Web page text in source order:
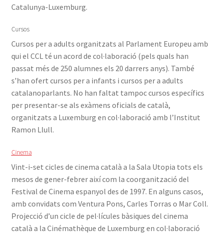
Catalunya-Luxemburg.
Cursos
Cursos per a adults organitzats al Parlament Europeu amb
qui el CCL té un acord de col·laboració (pels quals han
passat més de 250 alumnes els 20 darrers anys). També
s’han ofert cursos per a infants i cursos per a adults
catalanoparlants. No han faltat tampoc cursos específics
per presentar-se als exàmens oficials de català,
organitzats a Luxemburg en col·laboració amb l’Institut
Ramon Llull.
Cinema
Vint-i-set cicles de cinema català a la Sala Utopia tots els
mesos de gener-febrer així com la coorganització del
Festival de Cinema espanyol des de 1997. En alguns casos,
amb convidats com Ventura Pons, Carles Torras o Mar Coll.
Projecció d’un cicle de pel·lícules bàsiques del cinema
català a la Cinémathèque de Luxemburg en col·laboració